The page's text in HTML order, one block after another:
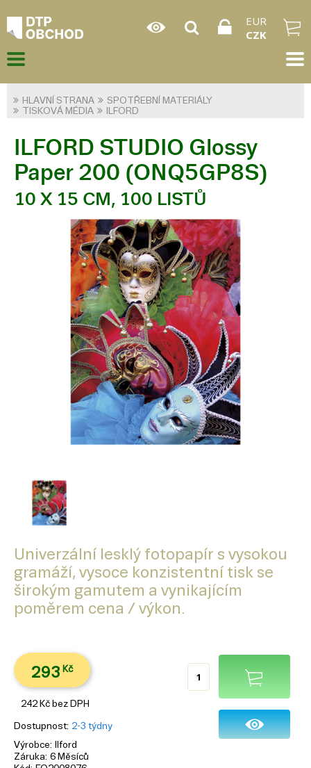
EUR
CZK
HLAVNÍ STRANA
SPOTŘEBNÍ MATERIÁLY
TISKOVÁ MÉDIA
ILFORD
ILFORD STUDIO Glossy
Paper 200 (ONQ5GP8S)
10 X 15 CM, 100 LISTŮ
Univerzální lesklý fotopapír s vysokou
gramáží, vysoce konzistentní tisk se
širokým gamutem a vynikajícím
poměrem cena / výkon.
293 Kč
242 Kč bez DPH
Dostupnost 2-3 týdny
Výrobce
Ilford
Záruka 6 Měsíců